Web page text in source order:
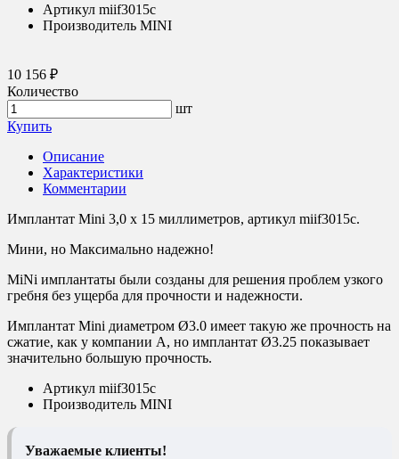
Артикул miif3015c
Производитель MINI
10 156 ₽
Количество
шт
Купить
Описание
Характеристики
Комментарии
Имплантат Mini 3,0 x 15 миллиметров, артикул miif3015c.
Мини, но Максимально надежно!
MiNi имплантаты были созданы для решения проблем узкого
гребня без ущерба для прочности и надежности.
Имплантат Mini диаметром Ø3.0 имеет такую же прочность на
сжатие, как у компании А, но имплантат Ø3.25 показывает
значительно большую прочность.
Артикул miif3015c
Производитель MINI
Уважаемые клиенты!